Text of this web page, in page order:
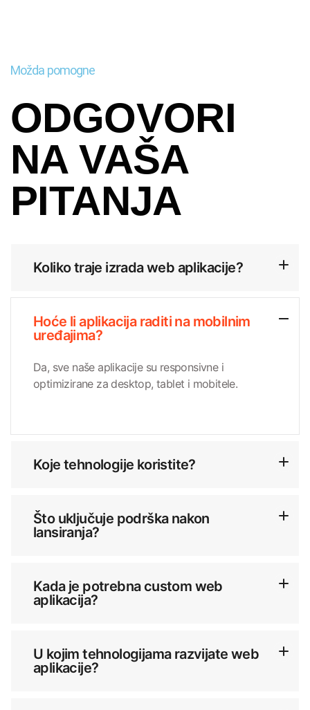
Možda pomogne
ODGOVORI
NAVAŠA
PITANJA
Koliko traje izrada web aplikacije?
Hoće li aplikacija raditi na mobilnim
uređajima?
Da, sve naše aplikacije su responsivne i
optimizirane za desktop, tablet i mobitele.
Koje tehnologije koristite?
Što uključuje podrška nakon
lansiranja?
Kada je potrebna custom web
aplikacija?
U kojim tehnologijama razvijate web
aplikacije?